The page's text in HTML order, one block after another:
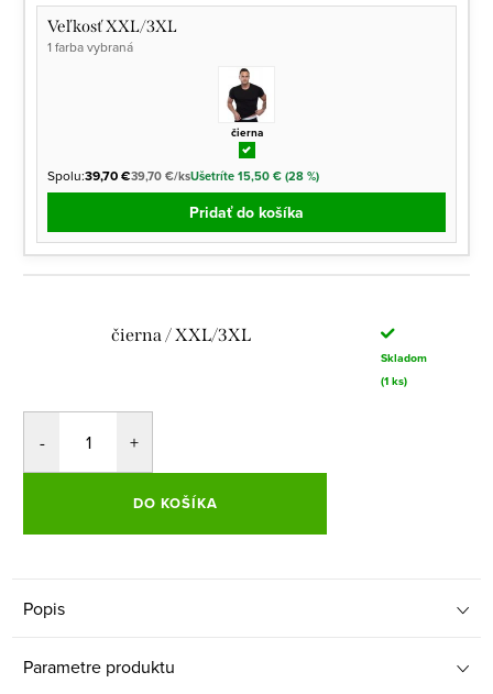
Veľkosť XXL/3XL
1 farba vybraná
čierna
Spolu:39,70 €39,70 €/ksUšetríte 15,50 € (28 %)
Pridať do košíka
čierna / XXL/3XL
Skladom
(1 ks)
DO KOŠÍKA
Popis
Parametre produktu